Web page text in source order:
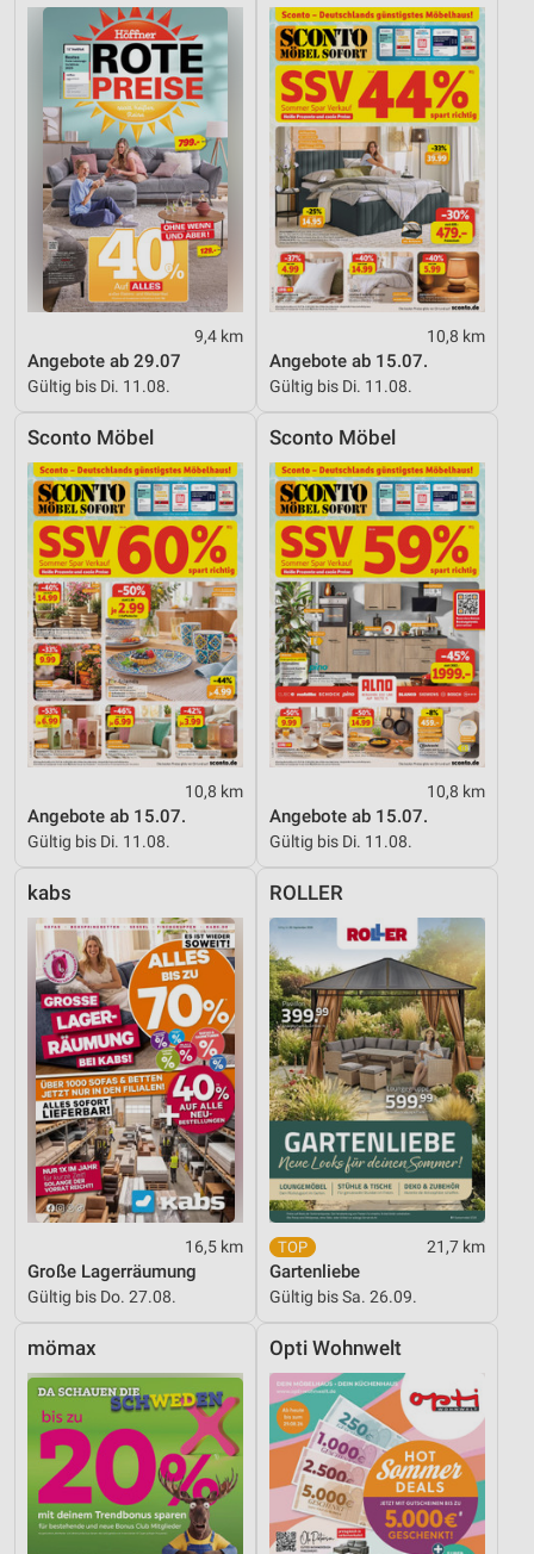
9,4 km
Angebote ab 29.07
Gültig bis Di. 11.08.
10,8 km
Angebote ab 15.07.
Gültig bis Di. 11.08.
Sconto Möbel
10,8 km
Angebote ab 15.07.
Gültig bis Di. 11.08.
Sconto Möbel
10,8 km
Angebote ab 15.07.
Gültig bis Di. 11.08.
kabs
16,5 km
Große Lagerräumung
Gültig bis Do. 27.08.
ROLLER
21,7 km
Gartenliebe
Gültig bis Sa. 26.09.
mömax Opti Wohnwelt